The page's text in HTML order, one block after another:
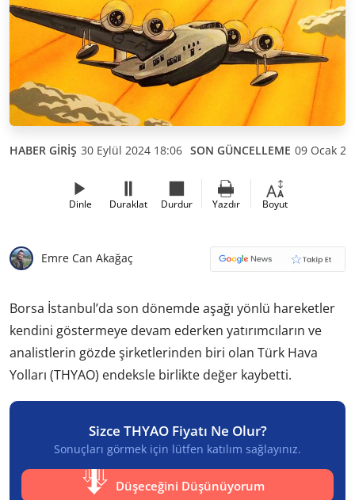
HABER GİRİŞ 30 Eylül 2024 18:06 SON GÜNCELLEME 09 Ocak
Dinle Duraklat Durdur Yazdır Boyut
Emre Can Akağaç
Borsa İstanbul’da son dönemde aşağı yönlü hareketler
kendini göstermeye devam ederken yatırımcıların ve
analistlerin gözde şirketlerinden biri olan Türk Hava
Yolları (THYAO) endeksle birlikte değer kaybetti.
Sizce THYAO Fiyatı Ne Olur?
Sonuçları görmek için lütfen katılım sağlayınız.
Düşeceğini Düşünüyorum